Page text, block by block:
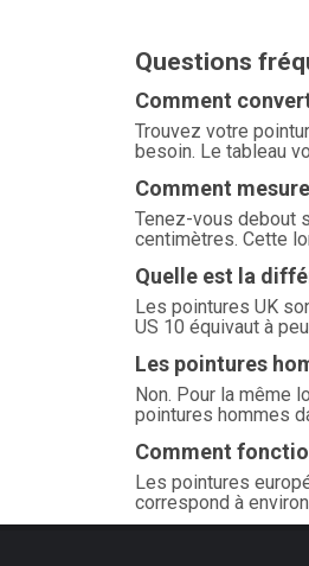
Questions
Comment
Trouvez votre
besoin. Le tableau
Comment
Tenez-vous debout
centimètres. Cette
Quelle est la
Les pointures UK
US 10 équivaut à
Les pointures
Non. Pour la même
pointures hommes
Comment
Les pointures
correspond à